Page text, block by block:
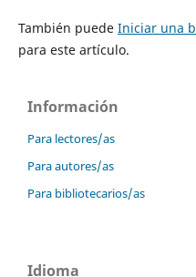
También puede Iniciar una
para este artículo.
Información
Para lectores/as
Para autores/as
Para bibliotecarios/as
Idioma